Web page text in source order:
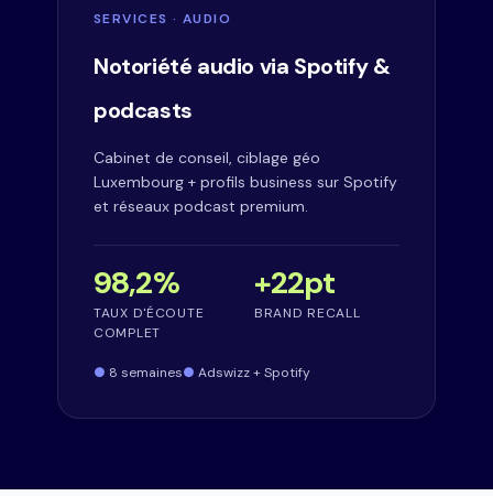
SERVICES · AUDIO
Notoriété audio via Spotify &
podcasts
Cabinet de conseil, ciblage géo
Luxembourg + profils business sur Spotify
et réseaux podcast premium.
98,2%
TAUX D'ÉCOUTE
COMPLET
+22pt
BRAND RECALL
8 semaines Adswizz + Spotify